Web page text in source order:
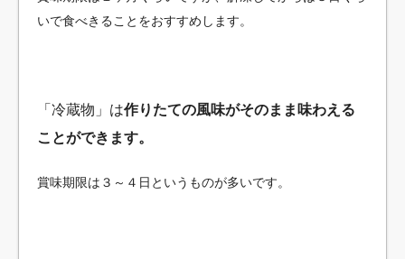
いで食べきることをおすすめします。
「冷蔵物」は作りたての風味がそのまま味わえる
ことができます。
賞味期限は３～４日というものが多いです。